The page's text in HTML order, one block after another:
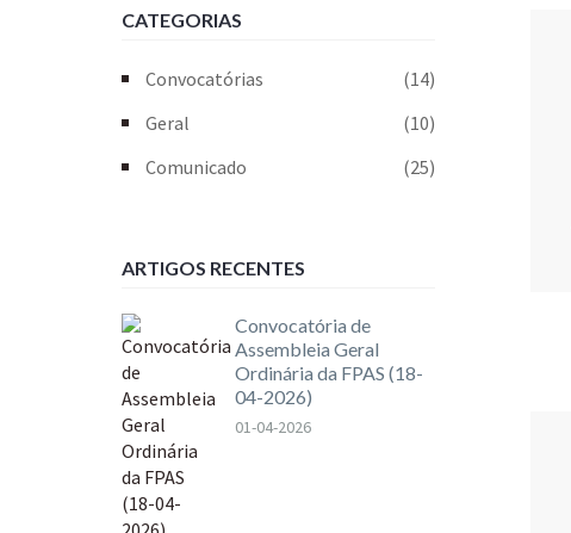
CATEGORIAS
Convocatórias
(14)
Geral
(10)
Comunicado
(25)
ARTIGOS RECENTES
Convocatória de
Assembleia Geral
Ordinária da FPAS (18-
04-2026)
01-04-2026